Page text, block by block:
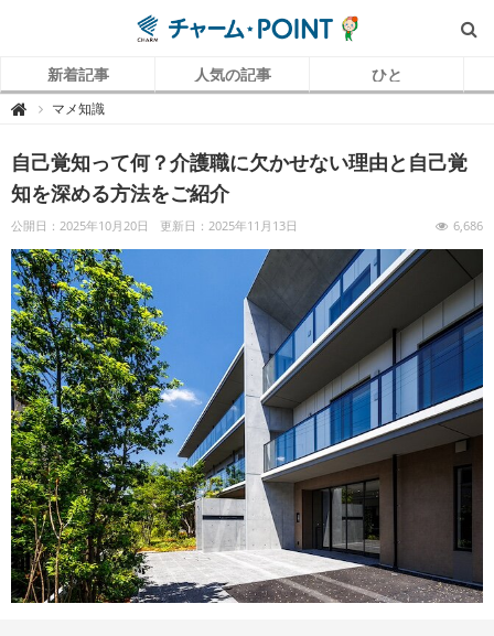
新着記事 人気の記事 ひと
 チ
P
O
I
N
（
ャ
ー
ム
ポ
イ
ン
ト
）
｜
介
護
で
働
く
リ
ア
ル
を
伝
え
る
情
報
メ
デ
ィ
ア
マメ知識
自己覚知って何？介護職に欠かせない理由と自己覚
知を深める方法をご紹介
公開日：2025年10月20日 更新日：2025年11月13日 6,686